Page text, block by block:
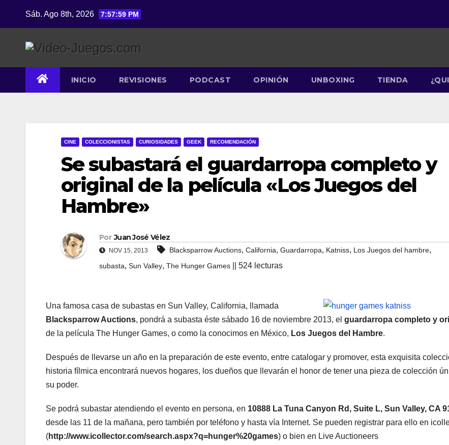
Sáb. Ago 8th, 2026 7:58:00 PM
INICIO REVISIONES PODCAST OPINIÓN UNBOXING TIENDA
CINE COLECCIONISTAS CURIOSIDADES GEEK RECOMENDACIÓN
Se subastará el guardarropa completo y
original de la película «Los Juegos del
Hambre»
Por Juan José Vélez
NOV 15, 2013 Blacksparrow Auctions, California, Guardarropa, Katniss, Los Juegos del hambre,
subasta, Sun Valley, The Hunger Games || 524 lecturas
Una famosa casa de subastas en Sun Valley, California, llamada
Blacksparrow Auctions, pondrá a subasta éste sábado 16 de noviembre 2013, el guardarropa completo y
de la película The Hunger Games, o como la conocimos en México, Los Juegos del Hambre.
Después de llevarse un año en la preparación de este evento, entre catalogar y promover, esta exquisita
historia fílmica encontrará nuevos hogares, los dueños que llevarán el honor de tener una pieza de colección
su poder.
Se podrá subastar atendiendo el evento en persona, en 10888 La Tuna Canyon Rd, Suite L, Sun Valley, CA
desde las 11 de la mañana, pero también por teléfono y hasta vía Internet. Se pueden registrar para ello en
(http://www.icollector.com/search.aspx?q=hunger%20games) o bien en Live Auctioneers